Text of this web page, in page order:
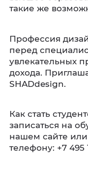
такие же
Профессия
перед
увлекательных
дохода.
SHADdesign.
Как стать
записаться на
нашем сайте
телефону: +7 495